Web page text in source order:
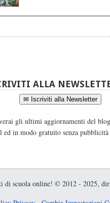
ALLA
✉ Iscriviti alla Newsletter
gli ultimi aggiornamenti del
ed in modo gratuito senza pubblicità
di scuola online! © 2012 - 2025,